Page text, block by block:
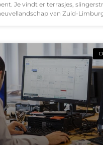
Je vindt er terrasjes,
van Zuid-